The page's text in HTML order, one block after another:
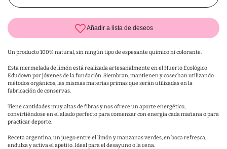
Un producto 100% natural, sin ningún tipo de espesante químico ni colorante.
Esta mermelada de limón está realizada artesanalmente en el Huerto Ecológico
Edudown por jóvenes de la fundación.Siembran, mantienen y cosechan utilizando
métodos orgánicos, las mismas materias primas que serán utilizadas en la
fabricación de conservas.
Tiene cantidades muy altas de fibras y nos ofrece un aporte energético,
convirtiéndose en el aliado perfecto para comenzar con energía cada mañana o para
practicar deporte.
Receta argentina, un juego entre el limón y manzanas verdes, en boca refresca,
endulza y activa el apetito.Ideal para el desayuno o la cena.